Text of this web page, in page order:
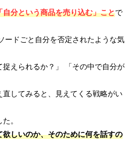
分という商品を売り込む」ことで
ードごと自分を否定されたような気
えられるか？」 「その中で自分が
直してみると、見えてくる戦略がい
。
しいのか、そのために何を話すの